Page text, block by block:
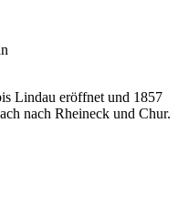
Lindau eröffnet und 1857
nach Rheineck und Chur.